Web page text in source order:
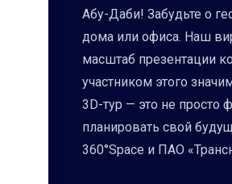
Абу-Даби! Забудьте о
дома или офиса. Наш
масштаб презентации
участником этого
3D-тур — это не
планировать свой
360°Space и ПАО